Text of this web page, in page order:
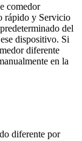
comedor
rápido y Servicio
del
dispositivo. Si
diferente
en la
diferente por